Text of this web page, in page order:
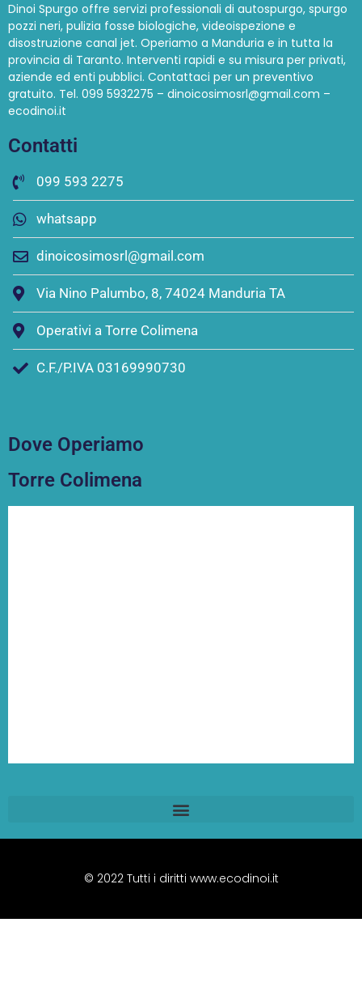
Dinoi Spurgo offre servizi professionali di autospurgo, spurgo
pozzi neri, pulizia fosse biologiche, videoispezione e
disostruzione canal jet. Operiamo a Manduria e in tutta la
provincia di Taranto. Interventi rapidi e su misura per privati,
aziende ed enti pubblici. Contattaci per un preventivo
gratuito. Tel. 099 5932275 – dinoicosimosrl@gmail.com –
ecodinoi.it
Contatti
099 593 2275
whatsapp
dinoicosimosrl@gmail.com
Via Nino Palumbo, 8, 74024 Manduria TA
Operativi a Torre Colimena
C.F./P.IVA 03169990730
Dove Operiamo
Torre Colimena
© 2022 Tutti i diritti www.ecodinoi.it